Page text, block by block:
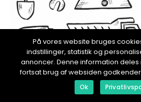
På vores website bruges
indstillinger, statistik og
annoncer. Denne information
fortsat brug af websiden
Ok